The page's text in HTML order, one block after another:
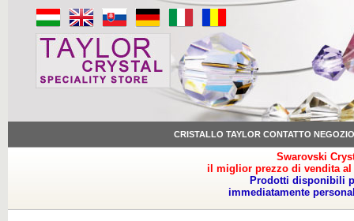
CRISTALLO TAYLOR CONTATTO NEGOZIO
Swarovski
il miglior prezzo di vendita
Prodotti disponibili
immediatamente